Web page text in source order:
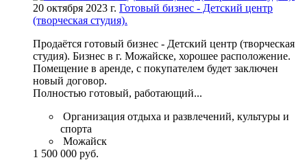
20 октября 2023 г. Готовый бизнес - Детский центр
(творческая студия).
Продаётся готовый бизнес - Детский центр (творческая
студия). Бизнес в г. Можайске, хорошее расположение.
Помещение в аренде, с покупателем будет заключен
новый договор.
Полностью готовый, работающий...
Организация отдыха и развлечений, культуры и
спорта
Можайск
1 500 000 руб.